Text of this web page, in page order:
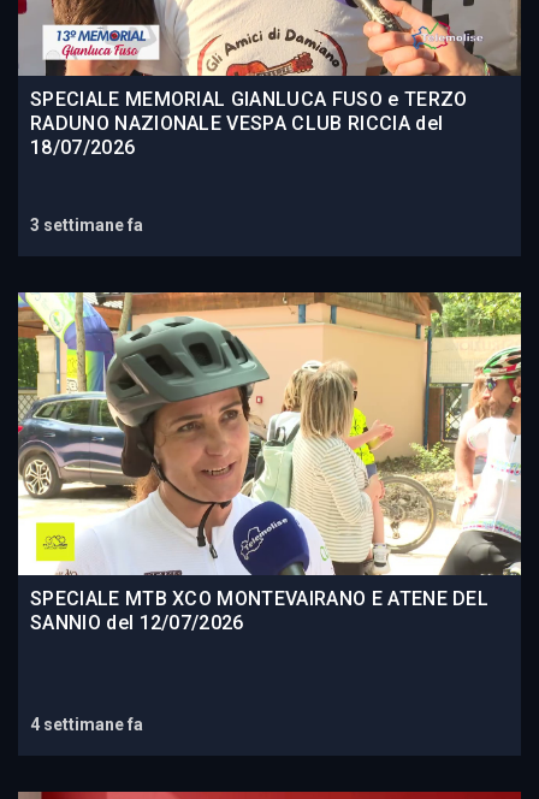
SPECIALE MEMORIAL GIANLUCA FUSO e TERZO
RADUNO NAZIONALE VESPA CLUB RICCIA del
18/07/2026
3 settimane fa
SPECIALE MTB XCO MONTEVAIRANO E ATENE DEL
SANNIO del 12/07/2026
4 settimane fa